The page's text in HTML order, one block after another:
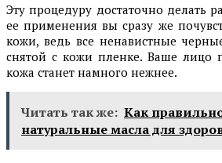
Эту процедуру достаточно делать
ее применения вы сразу же
кожи, ведь все ненавистные
снятой с кожи пленке. Ваше лицо
кожа станет намного нежнее.
Читать так же: Как
натуральные масла для